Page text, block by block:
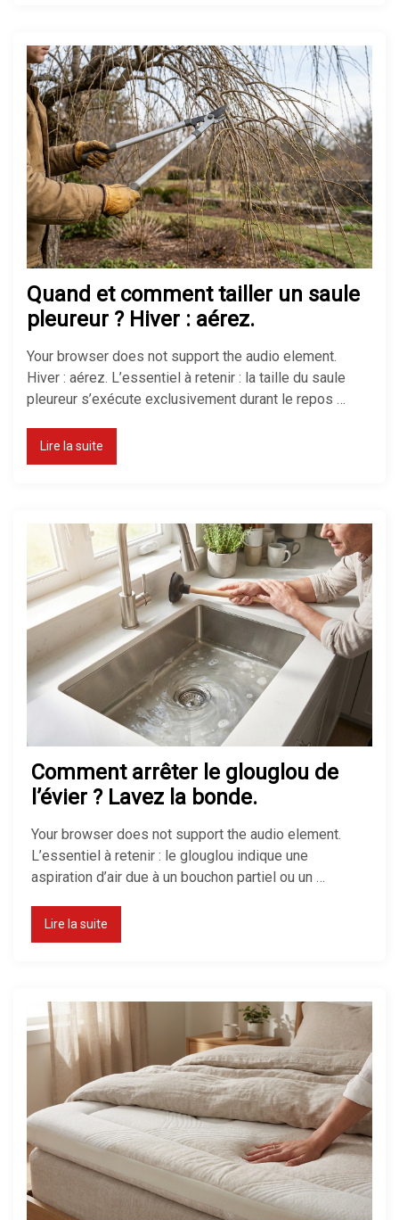
Comment isoler un sol froid sans
tout casser chez soi
Réussir son isolation de mur
mince pour gagner de la place
Isolation maison ancienne : les
erreurs à éviter absolument
Fuite d’eau sous évier : que faire
pour réparer vite ?
Pression d’eau faible : solutions
et tests en maison
Robinet qui fuit : comment le
réparer facilement soi-même
Consommation d’un radiateur
Thermostat : comment bien le
régler ?
Chauffage d’appoint : lequel
choisir ?
Quand et comment tailler un saule
pleureur ? Hiver : aérez.
Your browser does not support the audio element.
Hiver : aérez. L’essentiel à retenir : la taille du saule
pleureur s’exécute exclusivement durant le repos …
Lire la suite
Comment arrêter le glouglou de
l’évier ? Lavez la bonde.
Your browser does not support the audio element.
L’essentiel à retenir : le glouglou indique une
aspiration d’air due à un bouchon partiel ou un …
Lire la suite